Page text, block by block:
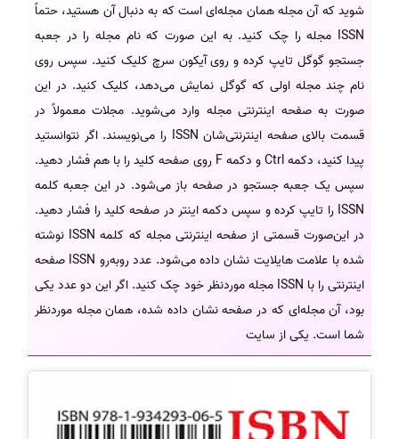
شوید که آن مجله همان مجله‌ای است که به دنبال آن هستید، حتماً
ISSN مجله را چک کنید. به این صورت که نام مجله را در جعبه
جستجو گوگل تایپ کرده و روی آیکون سرچ کلیک کنید. سپس روی
نام چند مجله اولی که گوگل نمایش می‌دهد، کلیک کنید. در این
صورت به صفحه اینترنتی مجله وارد می‌شوید. مجلات معمولاً در
قسمت بالای صفحه اینترنتی‌شان ISSN را می‌نویسند. اگر نتوانستید
پیدا کنید، دکمه Ctrl و دکمه F روی صفحه کلید را با هم فشار دهید.
سپس یک جعبه جستجو در صفحه باز می‌شود. در این جعبه کلمه
ISSN را تایپ کرده و سپس دکمه اینتر در صفحه کلید را فشار دهید.
در این‌صورت قسمتی از صفحه اینترنتی مجله که کلمه ISSN نوشته
شده با علامت هایلایت نشان داده می‌شود. عدد روبه‌رو ISSN صفحه
اینترنتی را با ISSN مجله موردنظر خود چک کنید. اگر این دو عدد یکی
بود، آن مجله‌ای که در صفحه نشان داده شده، همان مجله موردنظر
شما است. یکی از سایت